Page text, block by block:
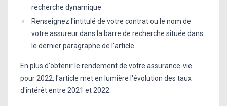
recherche dynamique
Renseignez l'intitulé de votre contrat ou le nom de
votre assureur dans la barre de recherche située dans
le dernier paragraphe de l'article
En plus d'obtenir le rendement de votre assurance-vie
pour 2022, l'article met en lumière l'évolution des taux
d'intérêt entre 2021 et 2022.